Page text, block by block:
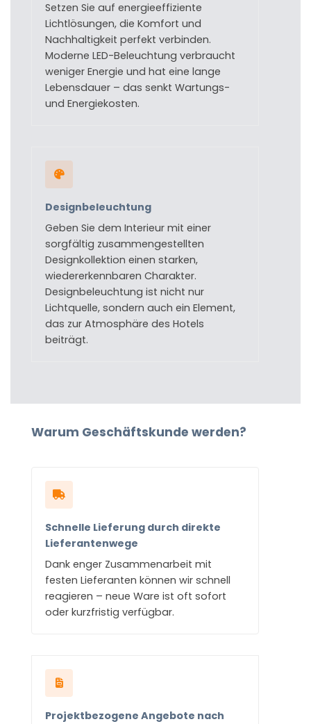
Setzen Sie auf energieeffiziente
Lichtlösungen, die Komfort und
Nachhaltigkeit perfekt verbinden.
Moderne LED-Beleuchtung verbraucht
weniger Energie und hat eine lange
Lebensdauer – das senkt Wartungs-
und Energiekosten.
Designbeleuchtung
Geben Sie dem Interieur mit einer
sorgfältig zusammengestellten
Designkollektion einen starken,
wiedererkennbaren Charakter.
Designbeleuchtung ist nicht nur
Lichtquelle, sondern auch ein Element,
das zur Atmosphäre des Hotels
beiträgt.
Warum Geschäftskunde werden?
Schnelle Lieferung durch direkte
Lieferantenwege
Dank enger Zusammenarbeit mit
festen Lieferanten können wir schnell
reagieren – neue Ware ist oft sofort
oder kurzfristig verfügbar.
Projektbezogene Angebote nach